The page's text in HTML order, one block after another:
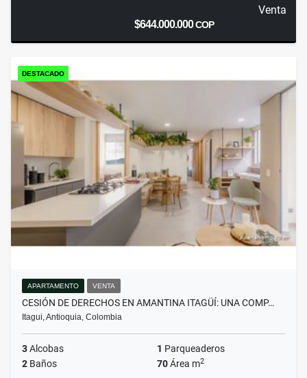
Venta
$644.000.000COP
DESTACADO
APARTAMENTO VENTA
CESIÓN DE DERECHOS EN AMANTINA ITAGÜÍ: UNA COMP…
Itagui, Antioquia, Colombia
3Alcobas 1 Parqueaderos
2 Baños 70Área m2